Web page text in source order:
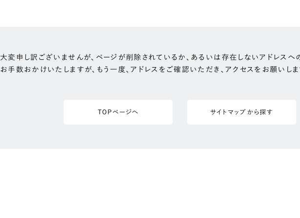
大変申し訳ございませんが、ページが削除されているか、あるいは存在しないアドレスへ
お手数おかけいたしますが、もう一度、アドレスをご確認いただき、アクセスをお願いしま
TOPページへ サイトマップから探す